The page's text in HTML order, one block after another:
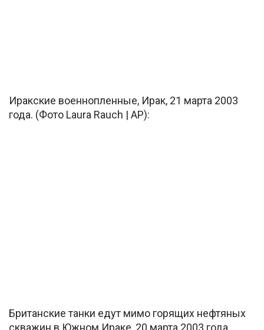
Иракские военнопленные, Ирак, 21 марта 2003
года. (Фото Laura Rauch | AP):
Британские танки едут мимо горящих нефтяных
скважин в Южном Ираке, 20 марта 2003 года.